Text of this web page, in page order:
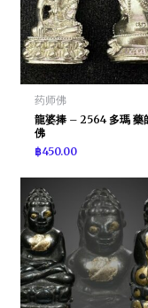
药师佛
龍婆捧 – 2564 多瑪 藥
佛
฿450.00